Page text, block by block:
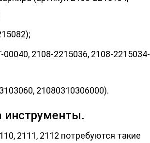
2108-2215036, 2108-2215034-
21080310306000).
2111, 2112 потребуются такие